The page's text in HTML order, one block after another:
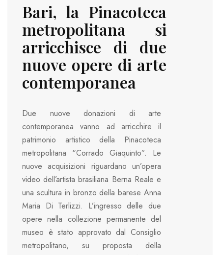
Bari, la Pinacoteca
metropolitana si
arricchisce di due
nuove opere di arte
contemporanea
Due nuove donazioni di arte
contemporanea vanno ad arricchire il
patrimonio artistico della Pinacoteca
metropolitana “Corrado Giaquinto”. Le
nuove acquisizioni riguardano un’opera
video dell’artista brasiliana Berna Reale e
una scultura in bronzo della barese Anna
Maria Di Terlizzi. L’ingresso delle due
opere nella collezione permanente del
museo è stato approvato dal Consiglio
metropolitano, su proposta della